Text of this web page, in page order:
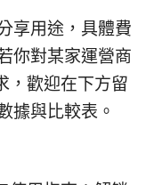
享用途，具體費
你對某家運營商
，歡迎在下方留
據與比較表。